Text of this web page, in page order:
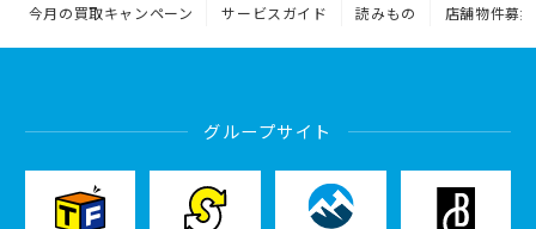
今月の買取キャンペーン サービスガイド 読みもの 店舗物件募集
グループサイト